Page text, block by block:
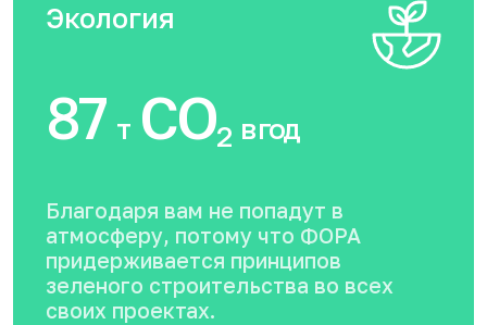
Экология
87 тCO2 в год
Благодаря вам не попадут в
атмосферу, потому что ФОРА
придерживается принципов
зеленого строительства во всех
своих проектах.